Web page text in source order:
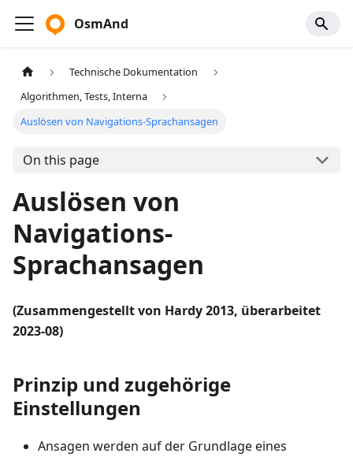
OsmAnd
Technische Dokumentation
Algorithmen, Tests, Interna
Auslösen von Navigations-Sprachansagen
On this page
Auslösen von
Navigations-
Sprachansagen
(Zusammengestellt von Hardy 2013, überarbeitet
2023-08)
Prinzip und zugehörige
Einstellungen
Ansagen werden auf der Grundlage eines